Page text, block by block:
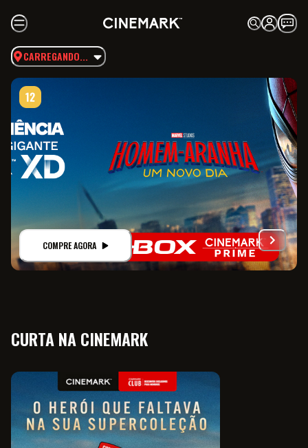
CARREGANDO...
COMPRE AGORA
CURTA NA CINEMARK